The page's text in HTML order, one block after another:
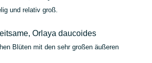
und relativ groß.
Blüten mit den sehr großen äußeren